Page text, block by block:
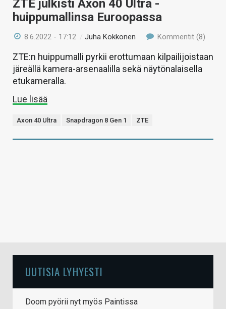
ZTE julkisti Axon 40 Ultra -
huippumallinsa Euroopassa
8.6.2022 - 17:12 /Juha Kokkonen Kommentit (8)
ZTE:n huippumalli pyrkii erottumaan kilpailijoistaan
järeällä kamera-arsenaalilla sekä näytönalaisella
etukameralla.
Lue lisää
Axon 40 Ultra Snapdragon 8 Gen 1 ZTE
UUTISIA LYHYESTI
Doom pyörii nyt myös Paintissa